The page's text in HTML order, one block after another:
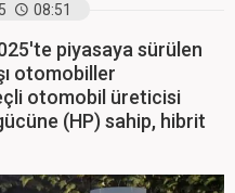
08:51
piyasaya sürülen
otomobiller
otomobil üreticisi
(HP) sahip, hibrit